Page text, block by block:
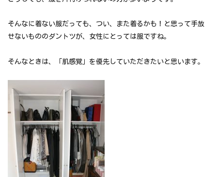
そんなに着ない服だっても、つい、また着るかも！と思って手放
せないもののダントツが、女性にとっては服ですね。
そんなときは、「肌感覚」を優先していただきたいと思います。